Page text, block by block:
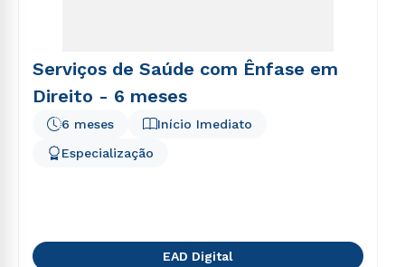
Serviços de Saúde com Ênfase em
Direito - 6 meses
Início Imediato
6 meses
Especialização
EAD Digital